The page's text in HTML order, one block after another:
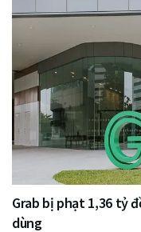
Grab bị phạt 1,36 tỷ
dùng